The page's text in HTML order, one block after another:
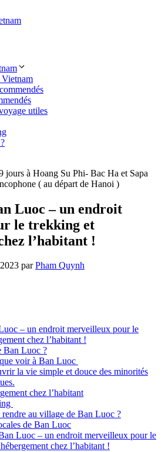
utiles
Luoc – un endroit
le trekking et
l’habitant !
parPham Quynh
– un endroit merveilleux pour le
chez l’habitant !
Ban Luoc ?
voir à Ban Luoc
la vie simple et douce des minorités
chez l’habitant
rendre au village de Ban Luoc ?
de Ban Luoc
Luoc – un endroit merveilleux pour le
chez l’habitant !